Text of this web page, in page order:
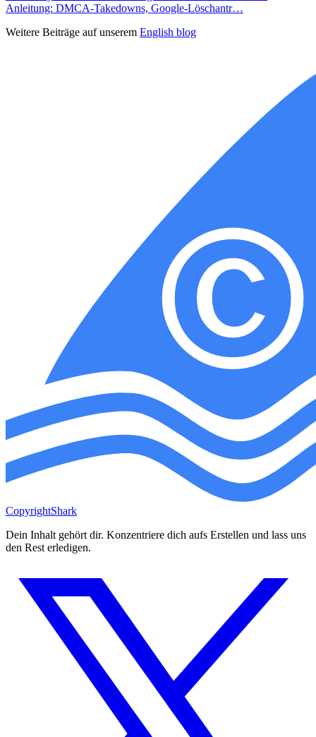
Anleitung: DMCA-Takedowns, Google-Löschantr…
Weitere Beiträge auf unserem English blog
CopyrightShark
Dein Inhalt gehört dir. Konzentriere dich aufs Erstellen und lass uns
den Rest erledigen.